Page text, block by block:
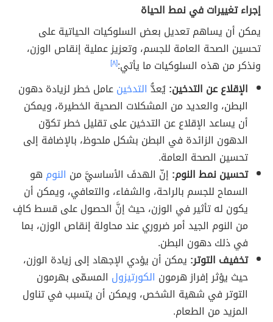
إجراء تغييرات في نمط الحياة
يمكن أن يساهم تعديل بعض السلوكيات الحياتية على
تحسين الصحة العامة للجسم، وتعزيز عملية إنقاص الوزن،
ونذكر من هذه السلوكيات ما يأتي:[٨]
الإقلاع عن التدخين:يُعدُّ التدخينعامل خطر لزيادة دهون
البطن، والعديد من المشكلات الصحية الخطيرة، ويمكن
أن يساعد الإقلاع عن التدخين على تقليل خطر تكوّن
الدهون الزائدة في البطن بشكل ملحوظ، بالإضافة إلى
تحسين الصحة العامة.
تحسين نمط النوم: إنّ الهدفَ الأساسيَّ من النوم هو
السماح للجسم بالراحة، والشفاء، والتعافي، ويمكن أن
يكون له تأثير في الوزن، حيث إنَّ الحصول على قسط كافٍ
من النوم الجيد أمر ضروري عند محاولة إنقاص الوزن، بما
في ذلك دهون البطن.
تخفيف التوتر: يمكن أن يؤدي الإجهاد إلى زيادة الوزن،
حيث يؤثر إفراز هرمون الكورتيزول المسمّى بهرمون
التوتر في شهية الشخص، ويمكن أن يتسبب في تناول
المزيد من الطعام.